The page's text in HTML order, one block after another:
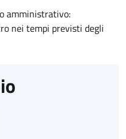
amministrativo:
nei tempi previsti degli